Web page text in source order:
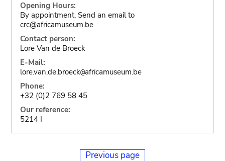
Opening Hours:
By appointment. Send an email to
crc@africamuseum.be
Contact person:
Lore Van de Broeck
E-Mail:
lore.van.de.broeck@africamuseum.be
Phone:
+32 (0)2 769 58 45
Our reference:
5214 I
Previous page